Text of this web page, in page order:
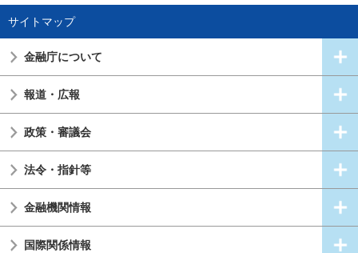
サイトマップ
金融庁について
報道・広報
政策・審議会
法令・指針等
金融機関情報
国際関係情報